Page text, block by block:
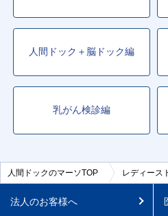
人間ドック＋脳ドック編
乳がん検診編
人間ドックのマーソTOP レディース
法人のお客様へ